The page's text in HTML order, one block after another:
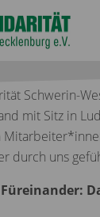
Schwerin-
mit Sitz in
durch uns